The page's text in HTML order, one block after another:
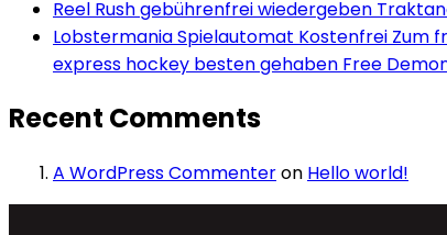
Reel Rush gebührenfrei wiedergeben
Lobstermania Spielautomat Kostenfrei Zum
express hockey besten gehaben Free
Recent Comments
A WordPress Commenteron Hello world!